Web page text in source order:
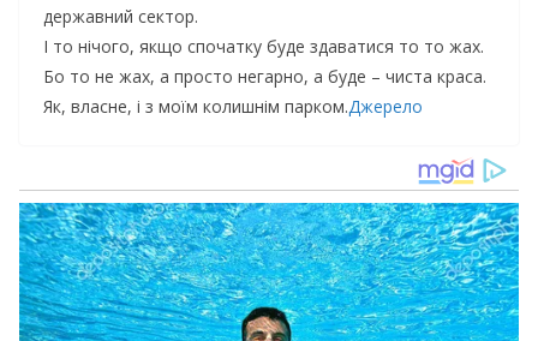
державний сектор.
І то нічого, якщо спочатку буде здаватися то то жах.
Бо то не жах, а просто негарно, а буде – чиста краса.
Як, власне, і з моїм колишнім парком.Джерело